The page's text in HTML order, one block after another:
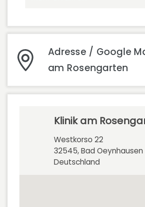
Adresse / Google
am Rosengarten
Klinik am
Westkorso 22
32545, Bad Oeynhausen
Deutschland